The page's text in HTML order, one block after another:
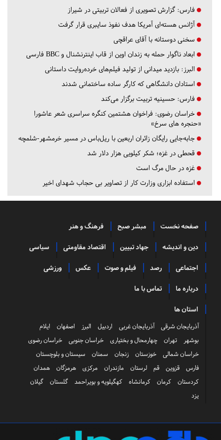
فارس: گزارش تصویری از فعالان تربیتی در شیراز
آژانس هسته‌ای آمریکا هدف نفوذ سایبری قرار گرفت
سخنی دوستانه با آقای عراقچی
ابعاد ناگوار حمله به زندان اوین از قاب اینترنشنال و BBC فارسی
البرز: بازدید میدانی از تولید فیلم‌های خرده‌روایت داستانی
استادان دانشگاهی که کارگر ساده ساختمانی شدند
فارس: حسینیه تربیت برگزار می‌کند
خراسان رضوی: فراخوان هشتمین کنگره سراسری شعر عاشورا
«حنجره های سرخ»
جابه‌جایی رایگان زائران اربعین با ریل‌باس در مسیر خرمشهر-شلمچه
قحطی در غزه؛ شکر کیلویی هزار دلار شد
غزه در حال مرگ است
استفاده ابزاری وزارت کار از تصاویر بی حجاب شهدای اخیر
صفحه نخست مبشر صبح فرهنگ و هنر
دین و اندیشه جهاد تبیین اقتصاد مقاومتی سیاسی
اجتماعی رصد فیلم و صوت عکس ورزشی
درباره ما تماس با ما
استان ها
آذربایجان شرقی آذربایجان غربی اردبیل البرز اصفهان
ایلام
بوشهر
تهران چهارمحال و بختیاری خراسان جنوبی
خراسان رضوی
خراسان شمالی
خوزستان زنجان سمنان
سیستان و بلوچستان
فارس
قزوین قم لرستان مازندران مرکزی هرمزگان
همدان
کردستان
کرمان کرمانشاه کهگیلویه و بویراحمد گلستان
گیلان
یزد